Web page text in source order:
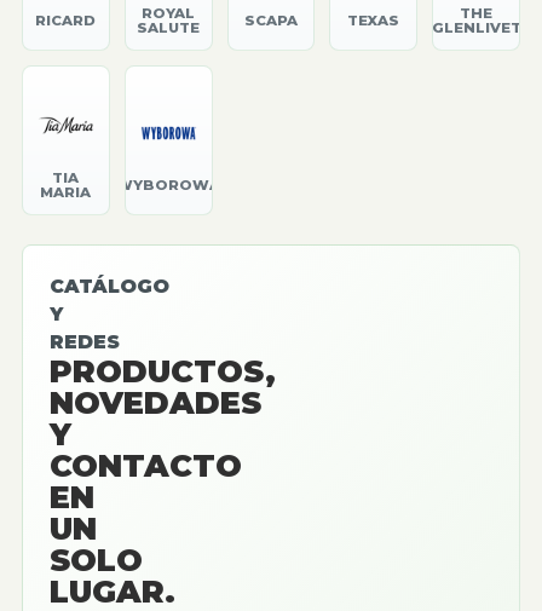
RICARD
ROYAL
SALUTE
SCAPA TEXAS
THE
GLENLIVET
TIA
MARIA
WYBOROWA
CATÁLOGO
Y
REDES
PRODUCTOS,
NOVEDADES
Y
CONTACTO
EN
UN
SOLO
LUGAR.